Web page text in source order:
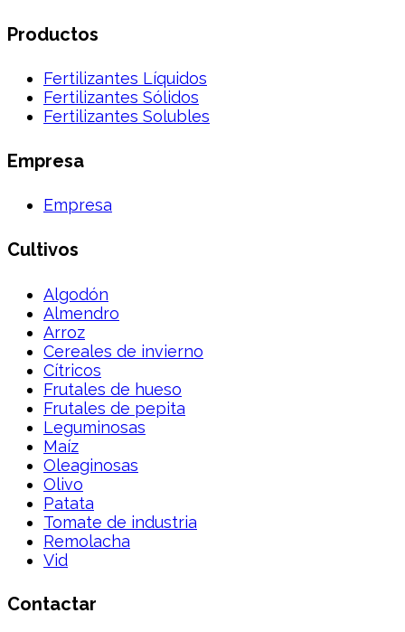
Productos
Fertilizantes Líquidos
Fertilizantes Sólidos
Fertilizantes Solubles
Empresa
Empresa
Cultivos
Algodón
Almendro
Arroz
Cereales de invierno
Cítricos
Frutales de hueso
Frutales de pepita
Leguminosas
Maíz
Oleaginosas
Olivo
Patata
Tomate de industria
Remolacha
Vid
Contactar